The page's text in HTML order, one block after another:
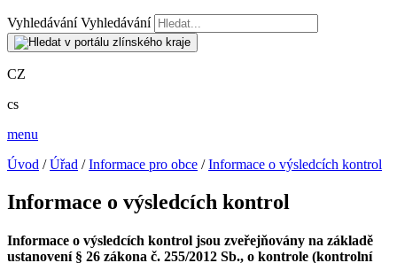
Vyhledávání Vyhledávání
CZ
cs
menu
Úvod /Úřad /Informace pro obce /Informace o výsledcích kontrol
Informace o výsledcích kontrol
Informace o výsledcích kontrol jsou zveřejňovány na základě
ustanovení § 26 zákona č. 255/2012 Sb., o kontrole (kontrolní